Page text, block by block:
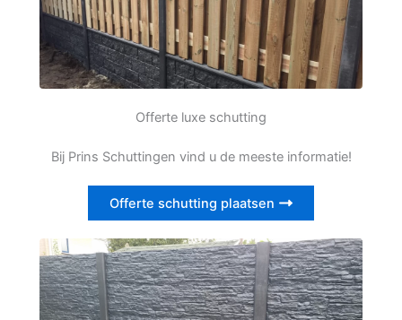
Offerte luxe schutting
Bij Prins Schuttingen vind u de meeste informatie!
Offerte schutting plaatsen